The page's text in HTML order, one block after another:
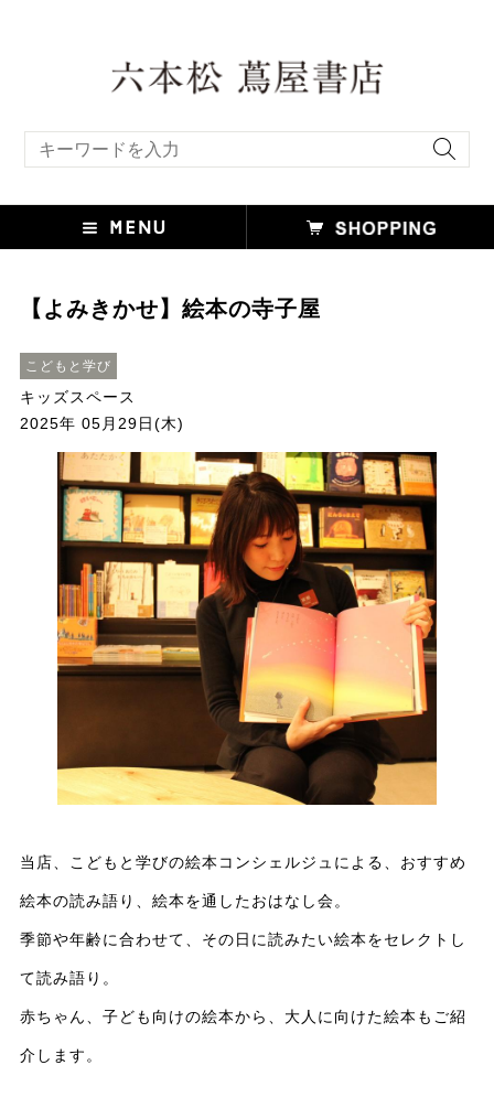
【よみきかせ】絵本の寺子屋
こどもと学び
キッズスペース
2025年 05月29日(木)
当店、こどもと学びの絵本コンシェルジュによる、おすすめ
絵本の読み語り、絵本を通したおはなし会。
季節や年齢に合わせて、その日に読みたい絵本をセレクトし
て読み語り。
赤ちゃん、子ども向けの絵本から、大人に向けた絵本もご紹
介します。